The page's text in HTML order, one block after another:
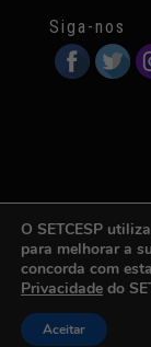
Siga-nos
O SETCESP
para melhorar a
concorda com
Privacidade do
Aceitar